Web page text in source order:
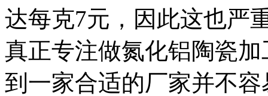
达每克7元，因此这也严
真正专注做氮化铝陶瓷
到一家合适的厂家并不